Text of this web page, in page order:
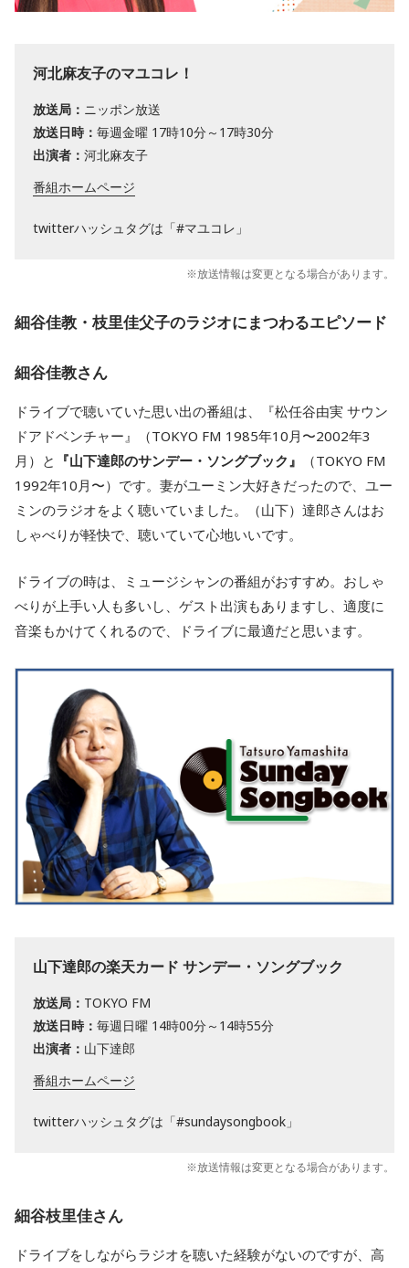
河北麻友子のマユコレ！
放送局： ニッポン放送
放送日時： 毎週金曜 17時10分～17時30分
出演者： 河北麻友子
番組ホームページ
twitterハッシュタグは「#マユコレ」
※放送情報は変更となる場合があります。
細谷佳教・枝里佳父子のラジオにまつわるエピソード
細谷佳教さん
ドライブで聴いていた思い出の番組は、『松任谷由実 サウン
ドアドベンチャー』（TOKYO FM 1985年10月〜2002年3
月）と 『山下達郎のサンデー・ソングブック』
（TOKYO FM
1992年10月〜）です。妻がユーミン大好きだったので、ユー
ミンのラジオをよく聴いていました。（山下）達郎さんはお
しゃべりが軽快で、聴いていて心地いいです。
ドライブの時は、ミュージシャンの番組がおすすめ。おしゃ
べりが上手い人も多いし、ゲスト出演もありますし、適度に
音楽もかけてくれるので、ドライブに最適だと思います。
山下達郎の楽天カード サンデー・ソングブック
放送局： TOKYO FM
放送日時： 毎週日曜 14時00分～14時55分
出演者： 山下達郎
番組ホームページ
twitterハッシュタグは「#sundaysongbook」
※放送情報は変更となる場合があります。
細谷枝里佳さん
ドライブをしながらラジオを聴いた経験がないのですが、高